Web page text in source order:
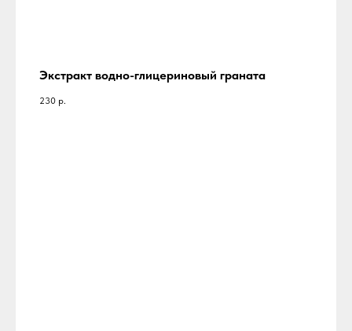
Экстракт водно-глицериновый граната
230 р.